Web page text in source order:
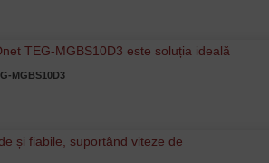
MGBS10D3